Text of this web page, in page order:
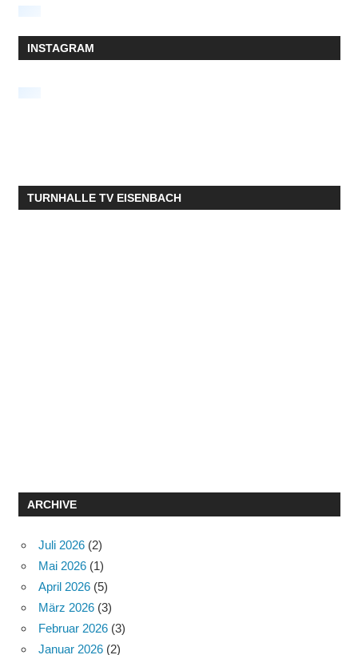
INSTAGRAM
TURNHALLE TV EISENBACH
ARCHIVE
Juli 2026 (2)
Mai 2026 (1)
April 2026 (5)
März 2026 (3)
Februar 2026 (3)
Januar 2026 (2)